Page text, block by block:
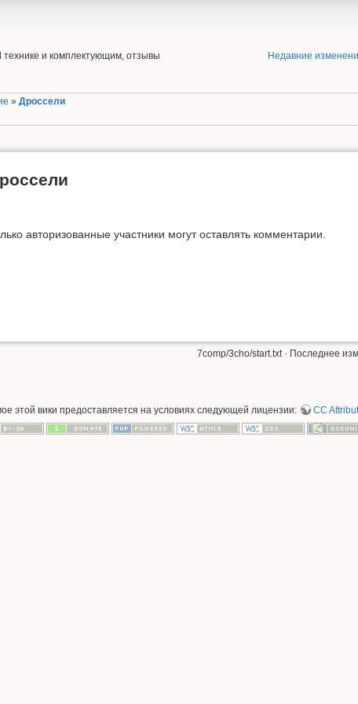
и комплектующим, отзывы
Недавние
»Дроссели
авторизованные участники могут оставлять комментарии.
7comp/3cho/start.txt· Последнее
этой вики предоставляется на условиях следующей лицензии: CC